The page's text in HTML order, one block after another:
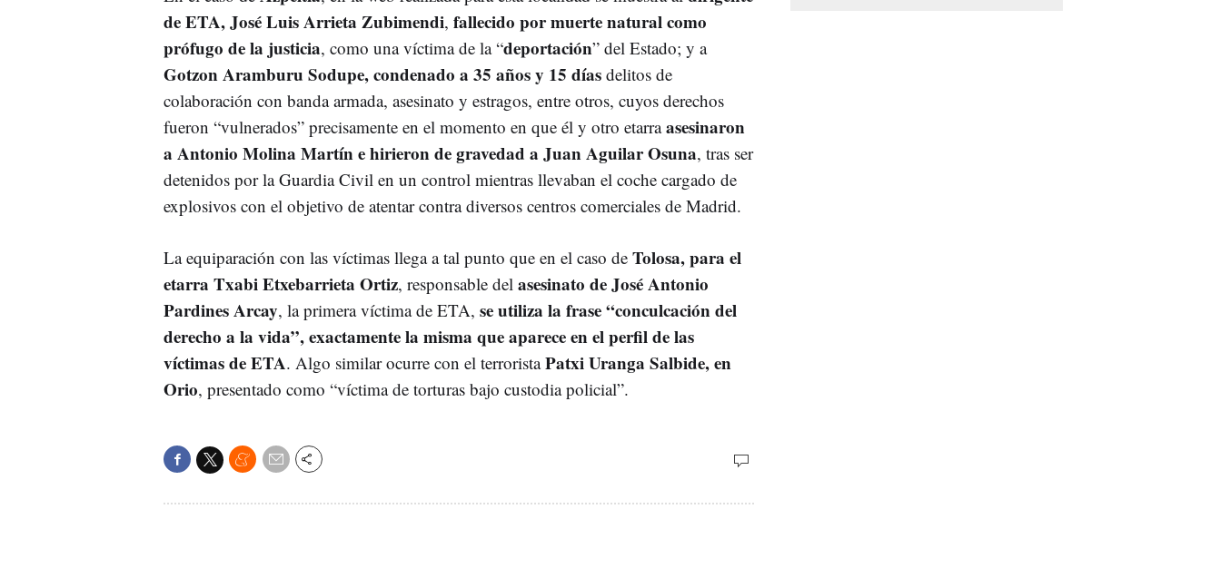
de ETA, José Luis Arrieta Zubimendi, fallecido por muerte natural como
prófugo de la justicia, como una víctima de la “deportación” del Estado; y a
Gotzon Aramburu Sodupe, condenado a 35 años y 15 días delitos de
colaboración con banda armada, asesinato y estragos, entre otros, cuyos derechos
fueron “vulnerados” precisamente en el momento en que él y otro etarraasesinaron
a Antonio Molina Martín e hirieron de gravedad a Juan Aguilar Osuna, tras ser
detenidos por la Guardia Civil en un control mientras llevaban el coche cargado de
explosivos con el objetivo de atentar contra diversos centros comerciales de Madrid.
La equiparación con las víctimas llega a tal punto que en el caso de Tolosa, para el
etarra Txabi Etxebarrieta Ortiz, responsable del asesinato de José Antonio
Pardines Arcay, la primera víctima de ETA, se utiliza la frase “conculcación del
derecho a la vida”, exactamente la misma que aparece en el perfil de las
víctimas de ETA. Algo similar ocurre con el terroristaPatxi Uranga Salbide, en
Orio, presentado como “víctima de torturas bajo custodia policial”.